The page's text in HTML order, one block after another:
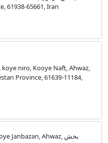
61938-65661, Iran